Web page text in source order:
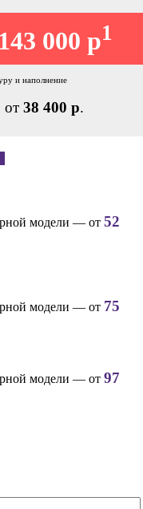
143 000 р1
и наполнение
от 38 400 р.
модели — от 52
модели — от 75
модели — от 97